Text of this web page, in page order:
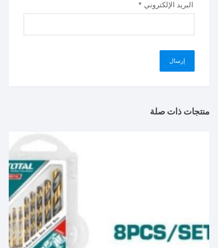
البريد الإلكتروني *
منتجات ذات صلة